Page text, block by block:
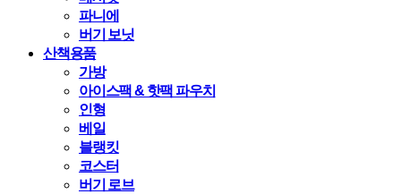
파니에
버기 보닛
산책용품
가방
아이스팩 & 핫팩 파우치
인형
베일
블랭킷
코스터
버기 로브